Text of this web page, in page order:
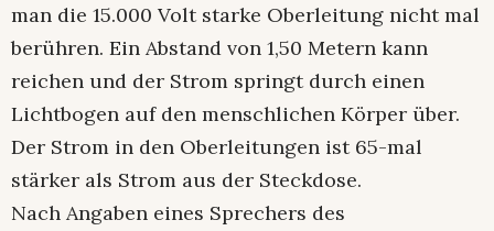
man die 15.000 Volt starke Oberleitung nicht mal
berühren. Ein Abstand von 1,50 Metern kann
reichen und der Strom springt durch einen
Lichtbogen auf den menschlichen Körper über.
Der Strom in den Oberleitungen ist 65-mal
stärker als Strom aus der Steckdose.
Nach Angaben eines Sprechers des